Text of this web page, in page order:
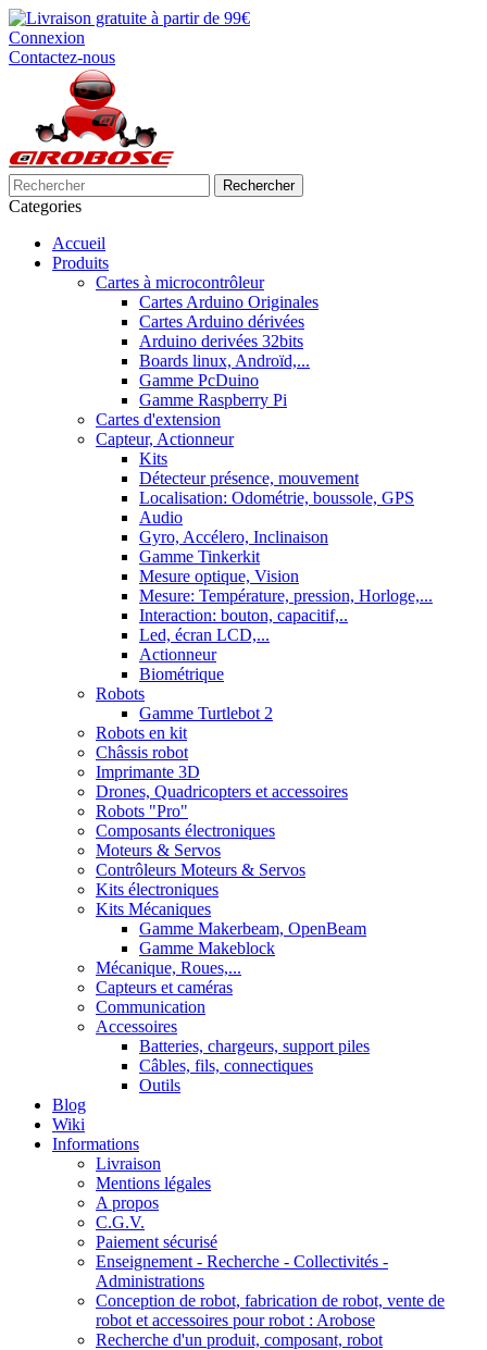
Connexion
Contactez-nous
Rechercher
Categories
Accueil
Produits
Cartes à microcontrôleur
Cartes Arduino Originales
Cartes Arduino dérivées
Arduino derivées 32bits
Boards linux, Androïd,...
Gamme PcDuino
Gamme Raspberry Pi
Cartes d'extension
Capteur, Actionneur
Kits
Détecteur présence, mouvement
Localisation: Odométrie, boussole, GPS
Audio
Gyro, Accélero, Inclinaison
Gamme Tinkerkit
Mesure optique, Vision
Mesure: Température, pression, Horloge,...
Interaction: bouton, capacitif,..
Led, écran LCD,...
Actionneur
Biométrique
Robots
Gamme Turtlebot 2
Robots en kit
Châssis robot
Imprimante 3D
Drones, Quadricopters et accessoires
Robots "Pro"
Composants électroniques
Moteurs & Servos
Contrôleurs Moteurs & Servos
Kits électroniques
Kits Mécaniques
Gamme Makerbeam, OpenBeam
Gamme Makeblock
Mécanique, Roues,...
Capteurs et caméras
Communication
Accessoires
Batteries, chargeurs, support piles
Câbles, fils, connectiques
Outils
Blog
Wiki
Informations
Livraison
Mentions légales
A propos
C.G.V.
Paiement sécurisé
Enseignement - Recherche - Collectivités -
Administrations
Conception de robot, fabrication de robot, vente de
robot et accessoires pour robot : Arobose
Recherche d'un produit, composant, robot